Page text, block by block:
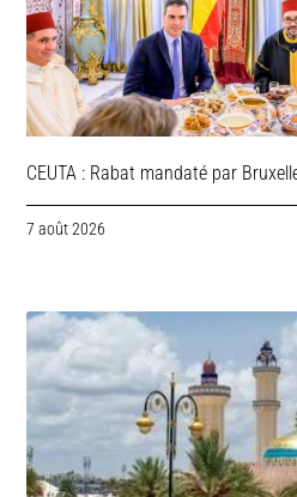
CEUTA : Rabat mandaté par
7 août 2026